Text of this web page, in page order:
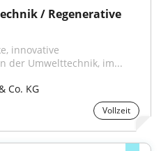
/ Regenerative
innovative
der Umwelttechnik, im...
Co. KG
Vollzeit